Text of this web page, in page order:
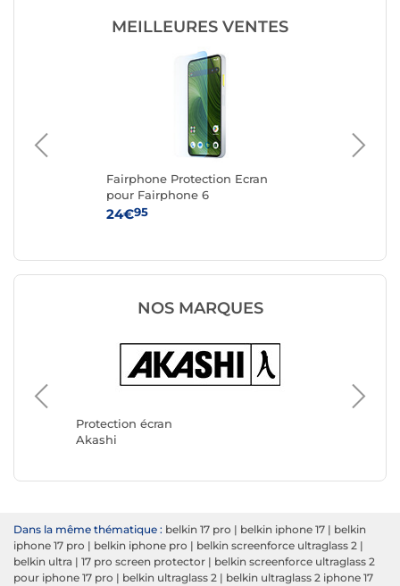
MEILLEURES VENTES
Fairphone Protection Ecran
pour Fairphone 6
24€95
NOS MARQUES
Protection écran
Akashi
Tiger
Dans la même thématique : belkin 17 pro | belkin iphone 17 | belkin
iphone 17 pro | belkin iphone pro | belkin screenforce ultraglass 2 |
belkin ultra | 17 pro screen protector | belkin screenforce ultraglass 2
pour iphone 17 pro | belkin ultraglass 2 | belkin ultraglass 2 iphone 17